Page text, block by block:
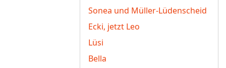
Sonea und Müller-Lüdenscheid
Ecki, jetzt Leo
Lüsi
Bella